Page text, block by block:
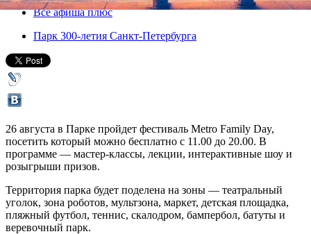
Все афиша плюс
Парк 300-летия Санкт-Петербурга
26 августа в Парке пройдет фестиваль Metro Family Day,
посетить который можно бесплатно с 11.00 до 20.00. В
программе — мастер-классы, лекции, интерактивные шоу и
розыгрыши призов.
Территория парка будет поделена на зоны — театральный
уголок, зона роботов, мультзона, маркет, детская площадка,
пляжный футбол, теннис, скалодром, бампербол, батуты и
веревочный парк.